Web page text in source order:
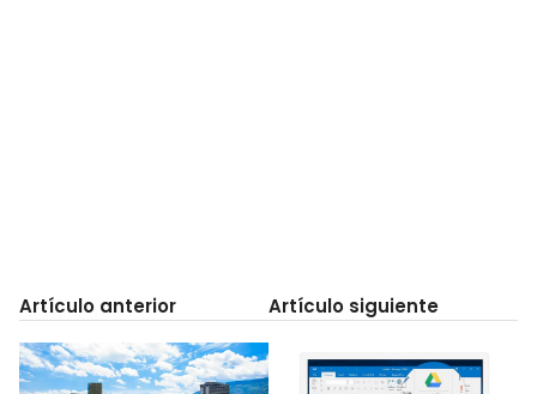
Artículo anterior Artículo siguiente